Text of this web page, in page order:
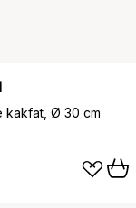
kakfat, Ø 30 cm